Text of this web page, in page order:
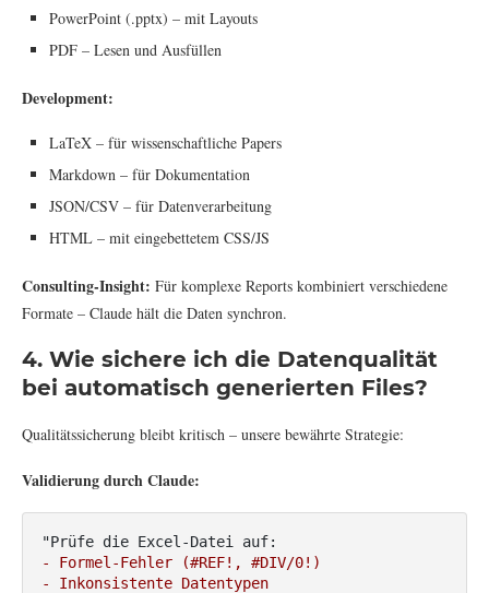
PowerPoint (.pptx) – mit Layouts
PDF – Lesen und Ausfüllen
Development:
LaTeX – für wissenschaftliche Papers
Markdown – für Dokumentation
JSON/CSV – für Datenverarbeitung
HTML – mit eingebettetem CSS/JS
Consulting-Insight: Für komplexe Reports kombiniert verschiedene
Formate – Claude hält die Daten synchron.
4. Wie sichere ich die Datenqualität
bei automatisch generierten Files?
Qualitätssicherung bleibt kritisch – unsere bewährte Strategie:
Validierung durch Claude:
- Formel-Fehler (#REF!, #DIV/0!)
- Inkonsistente Datentypen